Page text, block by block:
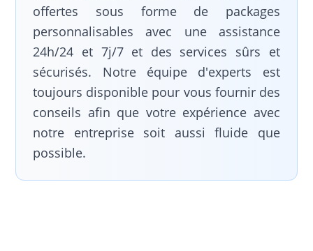
offertes sous forme de packages
personnalisables avec une assistance
24h/24 et 7j/7 et des services sûrs et
sécurisés. Notre équipe d'experts est
toujours disponible pour vous fournir des
conseils afin que votre expérience avec
notre entreprise soit aussi fluide que
possible.